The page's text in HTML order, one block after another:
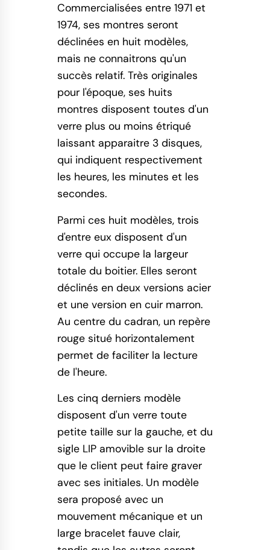
Commercialisées entre 1971 et
1974, ses montres seront
déclinées en huit modèles,
mais ne connaitrons qu'un
succès relatif. Très originales
pour l'époque, ses huits
montres disposent toutes d'un
verre plus ou moins étriqué
laissant apparaitre 3 disques,
qui indiquent respectivement
les heures, les minutes et les
secondes.
Parmi ces huit modèles, trois
d'entre eux disposent d'un
verre qui occupe la largeur
totale du boitier. Elles seront
déclinés en deux versions acier
et une version en cuir marron.
Au centre du cadran, un repère
rouge situé horizontalement
permet de faciliter la lecture
de l'heure.
Les cinq derniers modèle
disposent d'un verre toute
petite taille sur la gauche, et du
sigle LIP amovible sur la droite
que le client peut faire graver
avec ses initiales. Un modèle
sera proposé avec un
mouvement mécanique et un
large bracelet fauve clair,